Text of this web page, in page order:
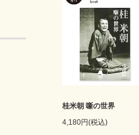
桂米朝 噺の世界
4,180円(税込)